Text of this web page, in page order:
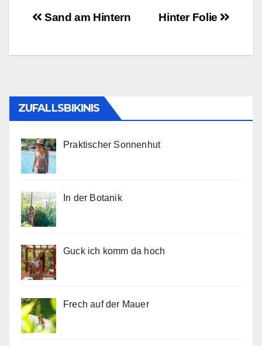
Beitragsnavigation
Hinter Folie
Sand am Hintern
ZUFALLSBIKINIS
Praktischer Sonnenhut
In der Botanik
Guck ich komm da hoch
Frech auf der Mauer